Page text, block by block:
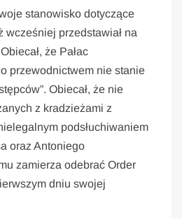
stanowisko dotyczące
wcześniej przedstawiał na
że Pałac
przewodnictwem nie stanie
Obiecał, że nie
z kradzieżami z
podsłuchiwaniem
oraz Antoniego
zamierza odebrać Order
dniu swojej